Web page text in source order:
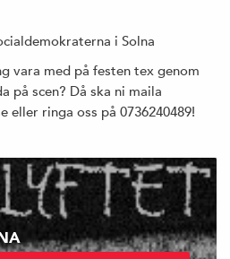
i Solna
vara med på festen tex genom
på scen? Då ska ni maila
eller ringa oss på 0736240489!